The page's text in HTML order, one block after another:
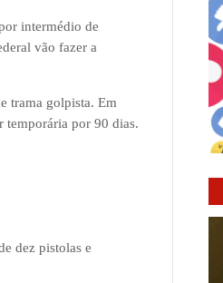
intermédio de
vão fazer a
trama golpista. Em
temporária por 90 dias.
dez pistolas e